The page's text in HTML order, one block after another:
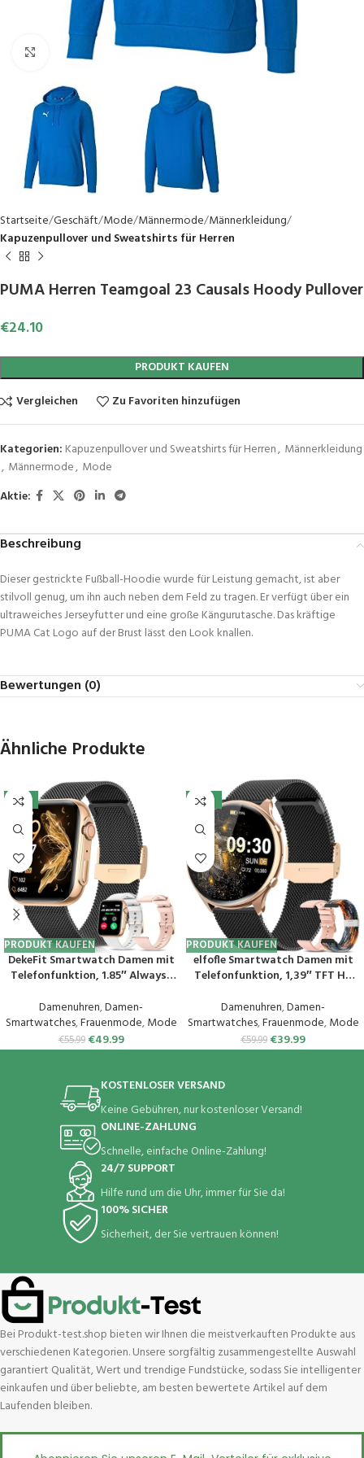
Click to enlarge
Startseite Geschäft Mode Männermode Männerkleidung
Kapuzenpullover und Sweatshirts für Herren
PUMA Herren Teamgoal 23 Causals Hoody Pullover
€24.10
PRODUKT KAUFEN
Vergleichen
Zu Favoriten hinzufügen
Kategorien: Kapuzenpullover und Sweatshirts für Herren, Männerkleidung
, Männermode, Mode
Aktie:
Beschreibung
Dieser gestrickte Fußball-Hoodie wurde für Leistung gemacht, ist aber
stilvoll genug, um ihn auch neben dem Feld zu tragen. Er verfügt über ein
ultraweiches Jerseyfutter und eine große Kängurutasche. Das kräftige
PUMA Cat Logo auf der Brust lässt den Look knallen.
Bewertungen (0)
Ähnliche Produkte
-11%
PRODUKT KAUFEN
DekeFit Smartwatch Damen mit
Telefonfunktion, 1.85″ Always-
mit
Schlafmonitor/Herzfrequenz/Sp
O2, 120+ Sportuhr IP68
Wasserdicht für iOS Android
Damenuhren,Damen-
Smartwatches,Frauenmode,Mode
€55.99 €49.99
-33%
PRODUKT KAUFEN
elfofle Smartwatch Damen mit
Telefonfunktion, 1,39″ TFT HD
mit 120 Sport SpO2 Pulsuhr
Menstruationszyklus
Schlafmonitor,Armbanduhr für
iOS Android (Schwarz Gold)
Damenuhren,Damen-
Smartwatches,Frauenmode,Mode
€59.99 €39.99
KOSTENLOSER VERSAND
Keine Gebühren, nur kostenloser Versand!
ONLINE-ZAHLUNG
Schnelle, einfache Online-Zahlung!
24/7 SUPPORT
Hilfe rund um die Uhr, immer für Sie da!
100% SICHER
Sicherheit, der Sie vertrauen können!
Bei Produkt-test.shop bieten wir Ihnen die meistverkauften Produkte aus
verschiedenen Kategorien. Unsere sorgfältig zusammengestellte Auswahl
garantiert Qualität, Wert und trendige Fundstücke, sodass Sie intelligenter
einkaufen und über beliebte, am besten bewertete Artikel auf dem
Laufenden bleiben.